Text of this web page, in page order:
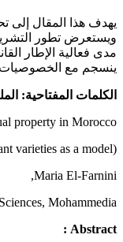
يهدف هذا المقال إلى
مدى فعالية الإطار
ينسجم مع الخصوصيات
الكلمات المفتاحية:
property in Morocco.
(Plant varieties as a model)
Maria El-Farnini,
Mohammedia.
Abstract :